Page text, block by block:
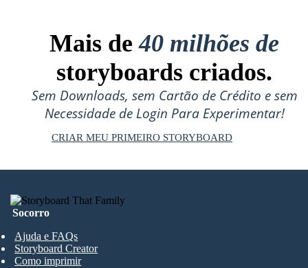
Mais de40 milhões de
storyboards criados.
Sem Downloads, sem Cartão de Crédito e sem
Necessidade de Login Para Experimentar!
CRIAR MEU PRIMEIRO STORYBOARD
Socorro
Ajuda e FAQs
Storyboard Creator
Como imprimir